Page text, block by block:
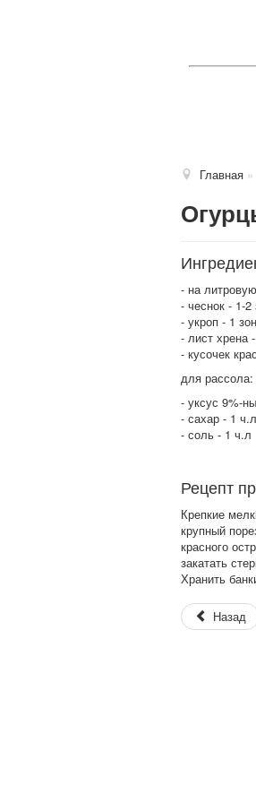
Главная »
- на
- чеснок - 1-2
- укроп - 1
- лист хрена
- кусочек
для рассола:
- уксус 9%-
- сахар - 1
- соль - 1 ч.л
Рецепт
Крепкие
крупный
красного
закатать
Хранить
Назад